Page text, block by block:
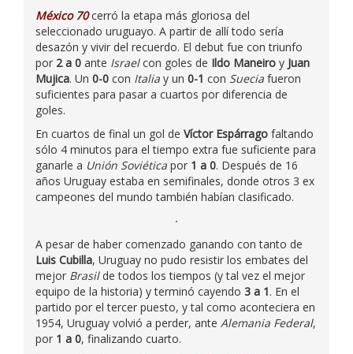
México 70 cerró la etapa más gloriosa del
seleccionado uruguayo. A partir de allí todo sería
desazón y vivir del recuerdo. El debut fue con triunfo
por 2 a 0 ante Israelcon goles de Ildo Maneiro y Juan
Mujica. Un 0-0 con Italia y un 0-1 con Suecia fueron
suficientes para pasar a cuartos por diferencia de
goles.
En cuartos de final un gol de Víctor Espárrago faltando
sólo 4 minutos para el tiempo extra fue suficiente para
ganarle a Unión Soviética por 1 a 0. Después de 16
años Uruguay estaba en semifinales, donde otros 3 ex
campeones del mundo también habían clasificado.
A pesar de haber comenzado ganando con tanto de
Luis Cubilla, Uruguay no pudo resistir los embates del
mejor Brasil de todos los tiempos (y tal vez el mejor
equipo de la historia) y terminó cayendo 3 a 1. En el
partido por el tercer puesto, y tal como aconteciera en
1954, Uruguay volvió a perder, ante Alemania Federal,
por 1 a 0, finalizando cuarto.